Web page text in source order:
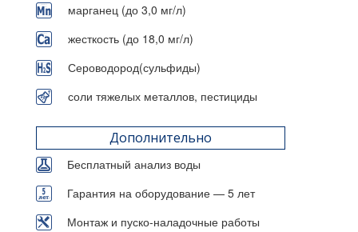
марганец (до 3,0 мг/л)
жесткость (до 18,0 мг/л)
Сероводород(сульфиды)
соли тяжелых металлов, пестициды
Дополнительно
Бесплатный анализ воды
Гарантия на оборудование — 5 лет
Монтаж и пуско-наладочные работы